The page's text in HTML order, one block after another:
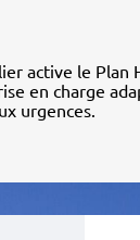
active le Plan
en charge
urgences.